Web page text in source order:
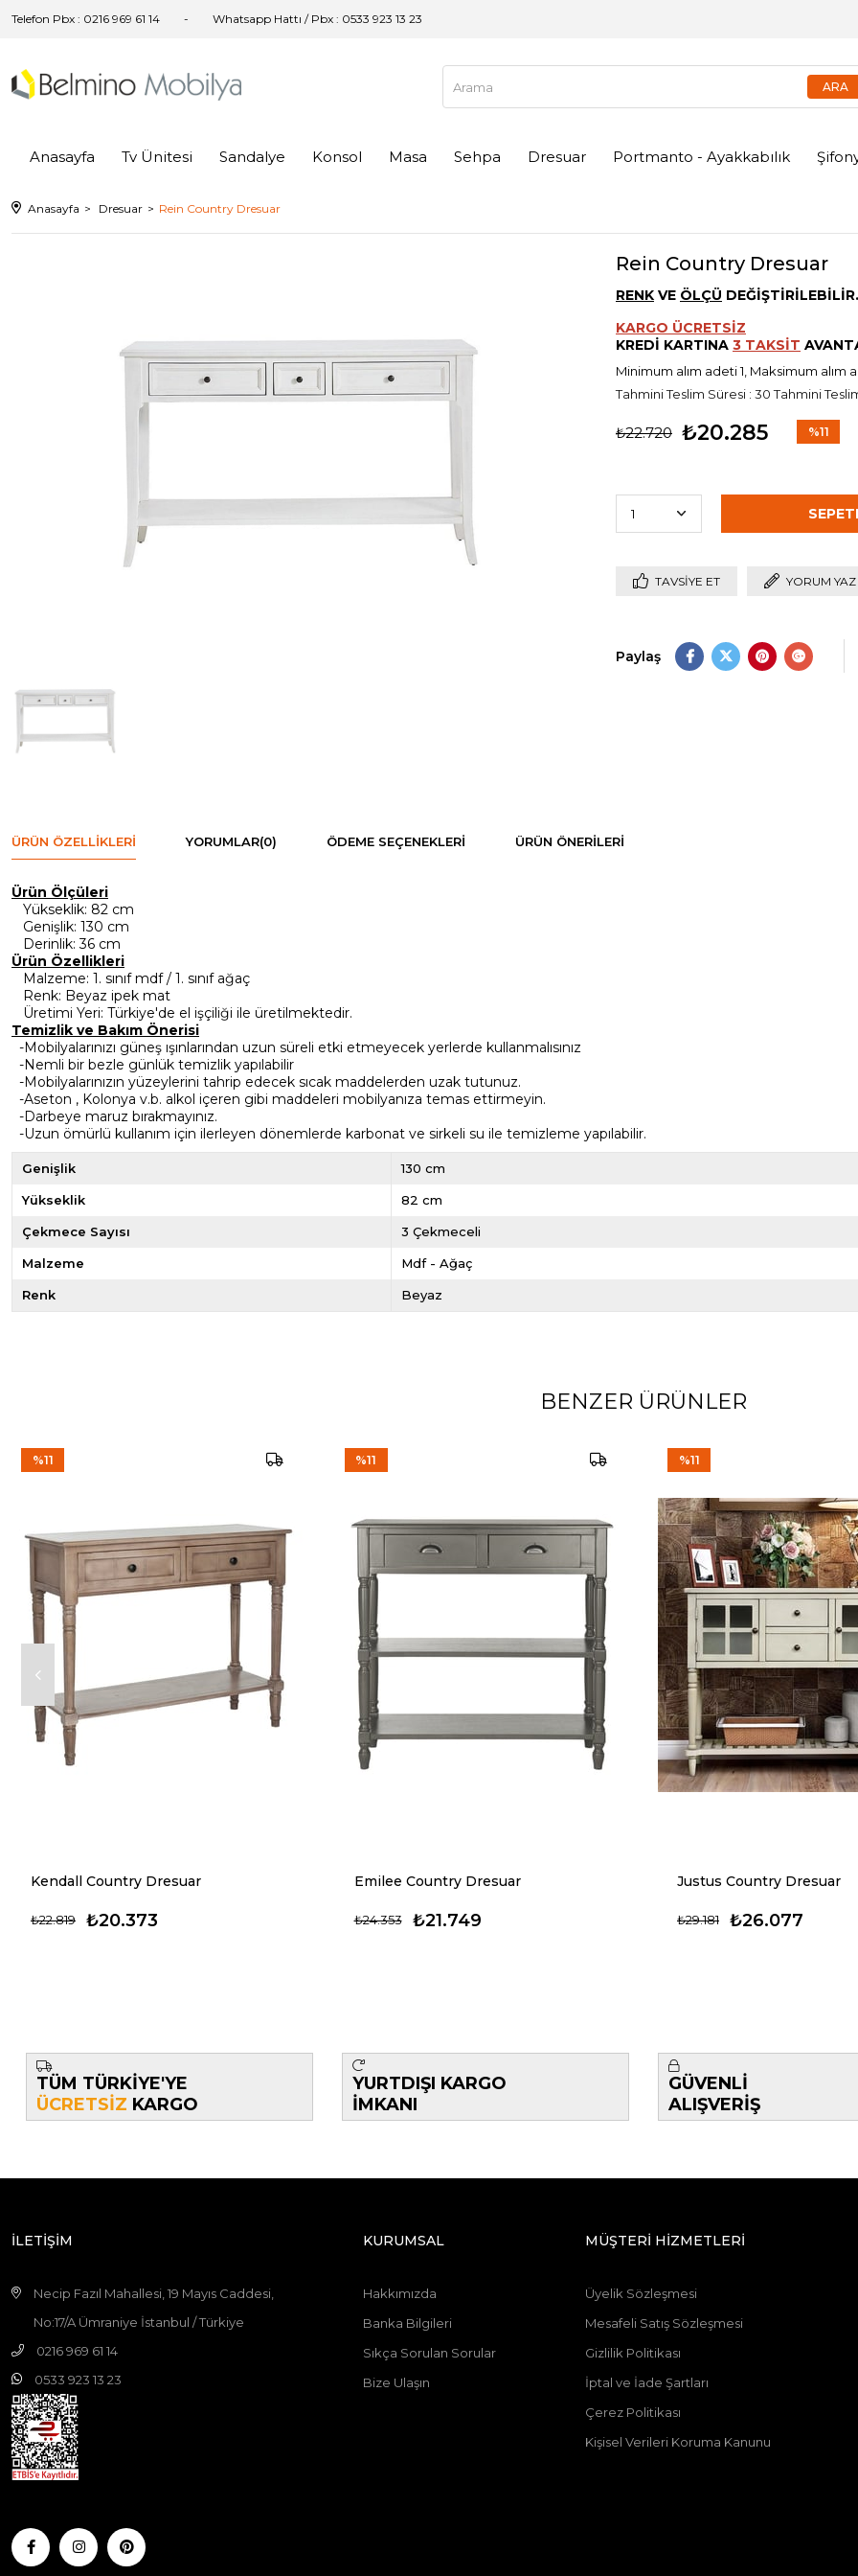
Telefon Pbx : 0216 969 61 14 Whatsapp Hattı / Pbx : 0533 923 13 23
Anasayfa Tv Ünitesi Sandalye Konsol Masa Sehpa Dresuar Portmanto - Ayakkabılık
Anasayfa Dresuar Rein Country Dresuar
Rein Country Dresuar
RENK VE ÖLÇÜ
KARGO ÜCRETSİZ
KREDİ KARTINA 3 TAKSİT
Minimum alım adeti 1, Maksimum alım
Tahmini Teslim Süresi : 30 Tahmini
₺22.720 ₺20.285 %11
TAVSIYE ET YORUM YAZ
Paylaş
ÜRÜN ÖZELLIKLERI YORUMLAR(0) ÖDEME SEÇENEKLERI ÜRÜN ÖNERILERI
Ürün Ölçüleri
Yükseklik: 82 cm
Genişlik: 130 cm
Derinlik: 36 cm
Ürün Özellikleri
Malzeme: 1. sınıf mdf / 1. sınıf ağaç
Renk: Beyaz ipek mat
Üretimi Yeri: Türkiye'de el işçiliği ile üretilmektedir.
Temizlik ve Bakım Önerisi
-Mobilyalarınızı güneş ışınlarından uzun süreli etki etmeyecek yerlerde kullanmalısınız
-Nemli bir bezle günlük temizlik yapılabilir
-Mobilyalarınızın yüzeylerini tahrip edecek sıcak maddelerden uzak tutunuz.
-Aseton , Kolonya v.b. alkol içeren gibi maddeleri mobilyanıza temas ettirmeyin.
-Darbeye maruz bırakmayınız.
-Uzun ömürlü kullanım için ilerleyen dönemlerde karbonat ve sirkeli su ile temizleme yapılabilir.
Genişlik 130 cm
Yükseklik 82 cm
Çekmece Sayısı 3 Çekmeceli
Malzeme Mdf - Ağaç
Renk Beyaz
BENZER ÜRÜNLER
Kendall Country Dresuar
₺20.373
₺22.819
%11
Emilee Country Dresuar
₺21.749
₺24.353
%11
Justus Country Dresuar
₺26.077
₺29.181
%11
TÜM TÜRKİYE'YE
ÜCRETSİZ KARGO
YURTDIŞI KARGO
İMKANI
GÜVENLİ
ALIŞVERİŞ
İLETİŞİM
Necip Fazıl Mahallesi, 19 Mayıs Caddesi,
No:17/A Ümraniye İstanbul / Türkiye
0216 969 61 14
0533 923 13 23
KURUMSAL
Hakkımızda
Banka Bilgileri
Sıkça Sorulan Sorular
Bize Ulaşın
MÜŞTERİ HİZMETLERİ
Üyelik Sözleşmesi
Mesafeli Satış Sözleşmesi
Gizlilik Politikası
İptal ve İade Şartları
Çerez Politikası
Kişisel Verileri Koruma Kanunu